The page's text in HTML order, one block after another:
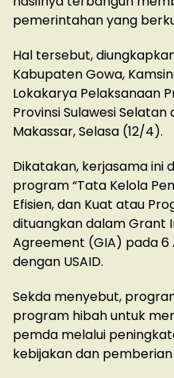
pemerintahan yang
Hal tersebut,
Kabupaten Gowa,
Lokakarya Pelaksanaan
Provinsi Sulawesi Selatan
Makassar, Selasa (12/4).
Dikatakan, kerjasama ini
program “Tata Kelola
Efisien, dan Kuat atau
dituangkan dalam Grant
Agreement (GIA) pada 6
dengan USAID.
Sekda menyebut,
program hibah untuk
pemda melalui
kebijakan dan